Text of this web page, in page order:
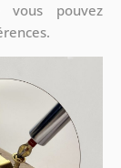
vous pouvez